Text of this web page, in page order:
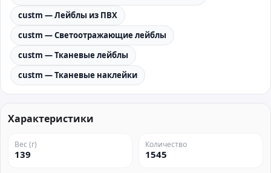
custm — Лейблы из ПВХ
custm — Светоотражающие лейблы
custm — Тканевые лейблы
custm — Тканевые наклейки
Характеристики
Вес (г)
139
Количество
1545